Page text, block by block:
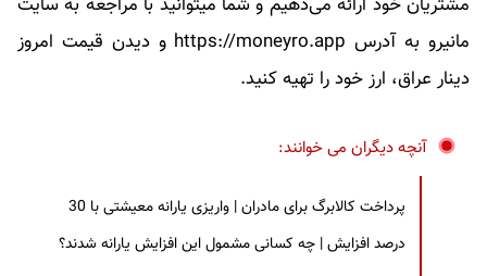
مانیرو به آدرس https://moneyro.app و دیدن
قیمت امروز
دینار عراق، ارز خود را تهیه کنید.
آنچه دیگران می خوانند:
پرداخت کالابرگ برای مادران | واریزی یارانه معیشتی با 30
درصد افزایش | چه کسانی مشمول این افزایش یارانه شدند؟